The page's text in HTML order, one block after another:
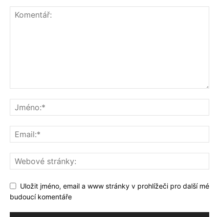
Uložit jméno, email a www stránky v prohlížeči pro další mé
budoucí komentáře